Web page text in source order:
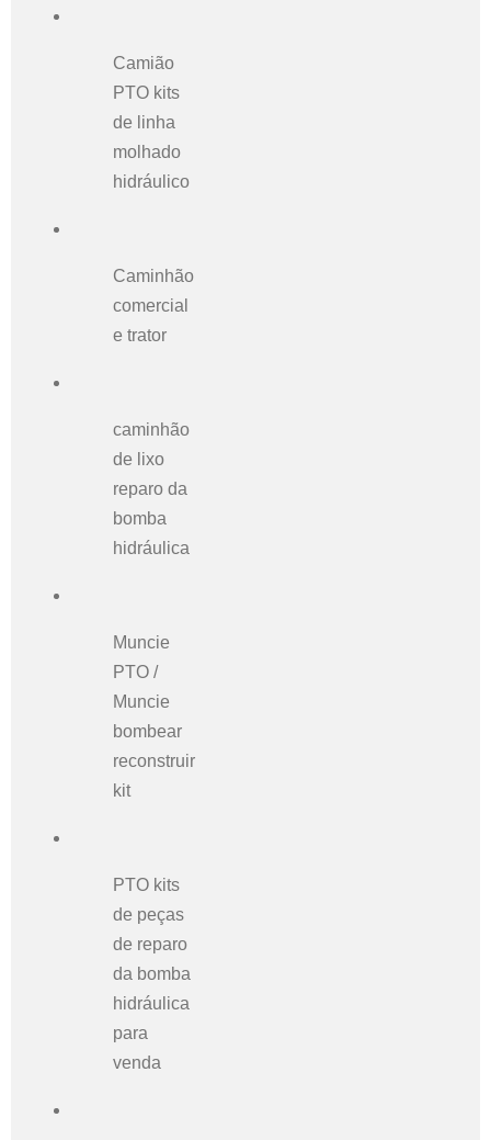
Camião
PTO kits
de linha
molhado
hidráulico
Caminhão
comercial
e trator
caminhão
de lixo
reparo da
bomba
hidráulica
Muncie
PTO /
Muncie
bombear
reconstruir
kit
PTO kits
de peças
de reparo
da bomba
hidráulica
para
venda